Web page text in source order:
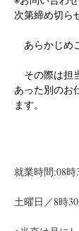
次第締め切ら
あらかじめ
その際は担
あった別のお
ます。
就業時間:08時
土曜日／8時